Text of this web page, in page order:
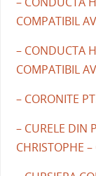
COMPATIBIL
– CONDUCTA
COMPATIBIL
– CORONITE
– CURELE DIN
CHRISTOPHE